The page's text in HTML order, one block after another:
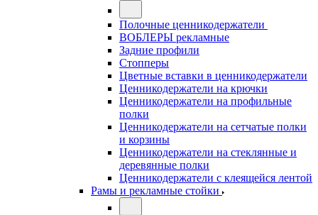
Полочные ценникодержатели
ВОБЛЕРЫ рекламные
Задние профили
Стопперы
Цветные вставки в ценникодержатели
Ценникодержатели на крючки
Ценникодержатели на профильные
полки
Ценникодержатели на сетчатые полки
и корзины
Ценникодержатели на стеклянные и
деревянные полки
Ценникодержатели с клеящейся лентой
Рамы и рекламные стойки